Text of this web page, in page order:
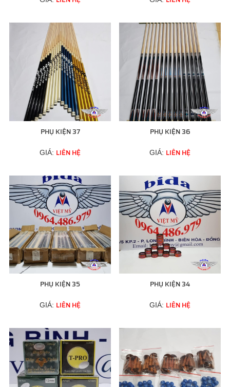
PHỤ KIỆN 37
GIÁ: LIÊN HỆ
PHỤ KIỆN 36
GIÁ: LIÊN HỆ
PHỤ KIỆN 35
GIÁ: LIÊN HỆ
PHỤ KIỆN 34
GIÁ: LIÊN HỆ